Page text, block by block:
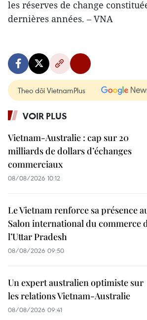
les réserves de change
dernières années. – VNA
Theo dõi VietnamPlus
VOIR PLUS
Vietnam-Australie : cap sur 20
milliards de dollars d’échanges
commerciaux
08/08/2026 10:12
Le Vietnam renforce sa présence
Salon international du commerce
l’Uttar Pradesh
08/08/2026 09:50
Un expert australien optimiste sur
les relations Vietnam-Australie
08/08/2026 09:41